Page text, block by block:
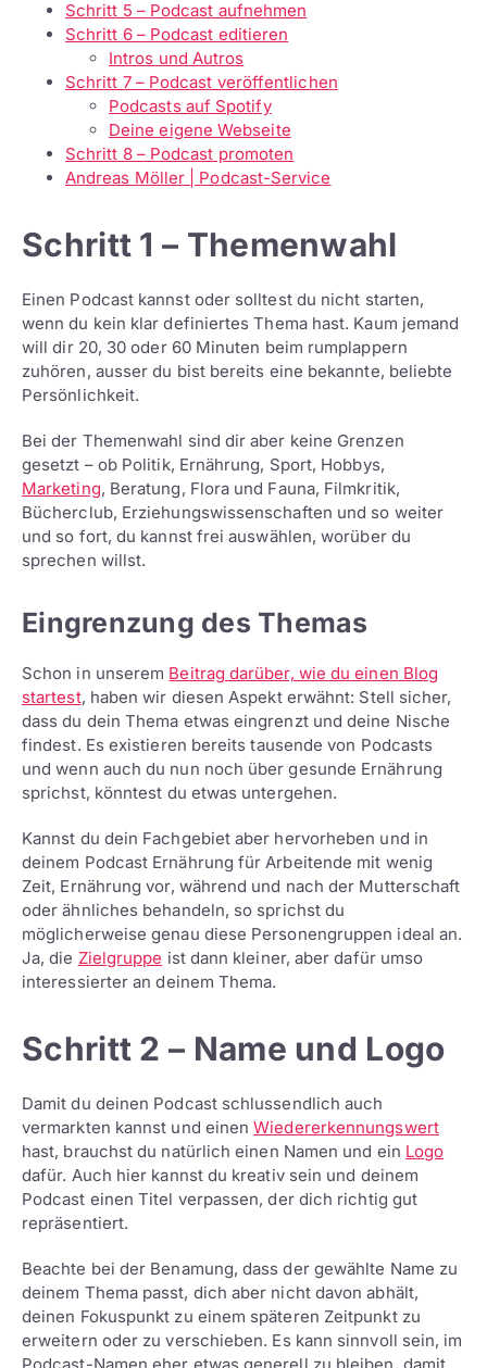
Schritt 5 – Podcast aufnehmen
Schritt 6 – Podcast editieren
Intros und Autros
Schritt 7 – Podcast veröffentlichen
Podcasts auf Spotify
Deine eigene Webseite
Schritt 8 – Podcast promoten
Andreas Möller | Podcast-Service
Schritt 1 – Themenwahl
Einen Podcast kannst oder solltest du nicht starten,
wenn du kein klar definiertes Thema hast. Kaum jemand
will dir 20, 30 oder 60 Minuten beim rumplappern
zuhören, ausser du bist bereits eine bekannte, beliebte
Persönlichkeit.
Bei der Themenwahl sind dir aber keine Grenzen
gesetzt – ob Politik, Ernährung, Sport, Hobbys,
Marketing, Beratung, Flora und Fauna, Filmkritik,
Bücherclub, Erziehungswissenschaften und so weiter
und so fort, du kannst frei auswählen, worüber du
sprechen willst.
Eingrenzung des Themas
Schon in unserem Beitrag darüber, wie du einen Blog
startest, haben wir diesen Aspekt erwähnt: Stell sicher,
dass du dein Thema etwas eingrenzt und deine Nische
findest. Es existieren bereits tausende von Podcasts
und wenn auch du nun noch über gesunde Ernährung
sprichst, könntest du etwas untergehen.
Kannst du dein Fachgebiet aber hervorheben und in
deinem Podcast Ernährung für Arbeitende mit wenig
Zeit, Ernährung vor, während und nach der Mutterschaft
oder ähnliches behandeln, so sprichst du
möglicherweise genau diese Personengruppen ideal an.
Ja, die Zielgruppe ist dann kleiner, aber dafür umso
interessierter an deinem Thema.
Schritt 2 – Name und Logo
Damit du deinen Podcast schlussendlich auch
vermarkten kannst und einenWiedererkennungswert
hast, brauchst du natürlich einen Namen und ein Logo
dafür. Auch hier kannst du kreativ sein und deinem
Podcast einen Titel verpassen, der dich richtig gut
repräsentiert.
Beachte bei der Benamung, dass der gewählte Name zu
deinem Thema passt, dich aber nicht davon abhält,
deinen Fokuspunkt zu einem späteren Zeitpunkt zu
erweitern oder zu verschieben. Es kann sinnvoll sein, im